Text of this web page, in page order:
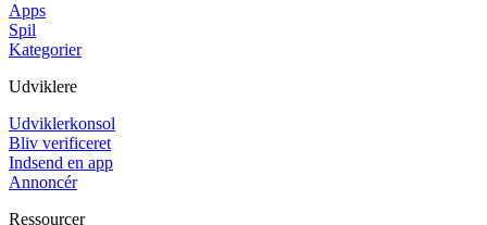
Apps
Spil
Kategorier
Udviklere
Udviklerkonsol
Bliv verificeret
Indsend en app
Annoncér
Ressourcer